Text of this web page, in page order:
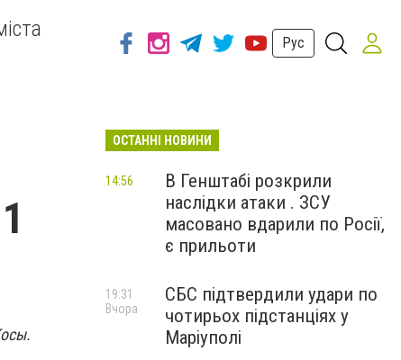
Рус
ОСТАННІ НОВИНИ
В Генштабі розкрили
наслідки атаки . ЗСУ
масовано вдарили по Росії,
є прильоти
14:56
СБС підтвердили удари по
чотирьох підстанціях у
Маріуполі
19:31
Вчора